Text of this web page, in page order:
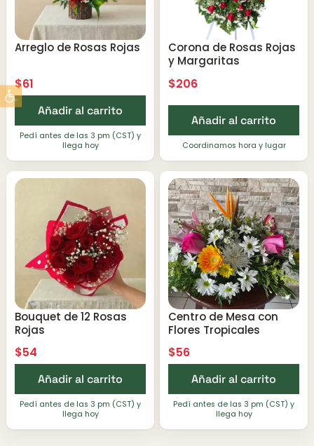
Arreglo de Rosas Rojas
$61
Añadir al carrito
Pedí antes de las 3 pm (CST) y
llega hoy
Corona de Rosas Rojas
y Margaritas
$206
Añadir al carrito
Coordinamos hora y lugar
Bouquet de 12 Rosas
Rojas
$54
Añadir al carrito
Pedí antes de las 3 pm (CST) y
llega hoy
Centro de Mesa con
Flores Tropicales
$56
Añadir al carrito
Pedí antes de las 3 pm (CST) y
llega hoy
Abrir barra de herramientas